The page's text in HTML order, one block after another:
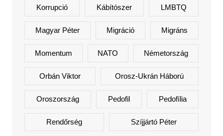
Korrupció Kábítószer LMBTQ
Magyar Péter Migráció Migráns
Momentum NATO Németország
Orbán Viktor Orosz-Ukrán Háború
Oroszország Pedofil Pedofília
Rendőrség Szíjjártó Péter